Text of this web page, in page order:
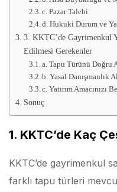
c. Pazar Talebi
d. Hukuki Durum ve
3. KKTC’de Gayrimenkul
Edilmesi Gerekenler
a. Tapu Türünü Doğru
b. Yasal Danışmanlık
c. Yatırım Amacınızı
Sonuç
1. KKTC’de Kaç
KKTC’de gayrimenkul
farklı tapu türleri